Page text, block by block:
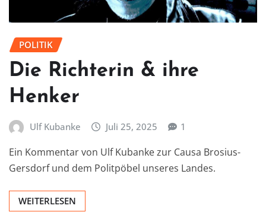
POLITIK
Die Richterin & ihre
Henker
Ulf Kubanke Juli 25, 2025 1
Ein Kommentar von Ulf Kubanke zur Causa Brosius-
Gersdorf und dem Politpöbel unseres Landes.
WEITERLESEN